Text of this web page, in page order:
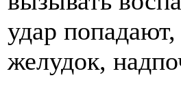
удар
желудок,